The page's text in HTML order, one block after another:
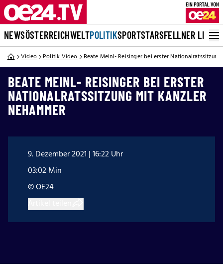
NEWSÖSTERREICHWELTPOLITIKSPORTSTARSFELLNER LIVE
Video Politik Video Beate Meinl- Reisinger bei erster
BEATE MEINL- REISINGER BEI ERSTER
NATIONALRATSSITZUNG MIT KANZLER
NEHAMMER
9. Dezember 2021 | 16:22 Uhr
03:02 Min
© OE24